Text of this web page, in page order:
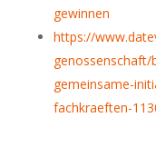
gewinnen
https://
gemeinsame-
fachkraeften-